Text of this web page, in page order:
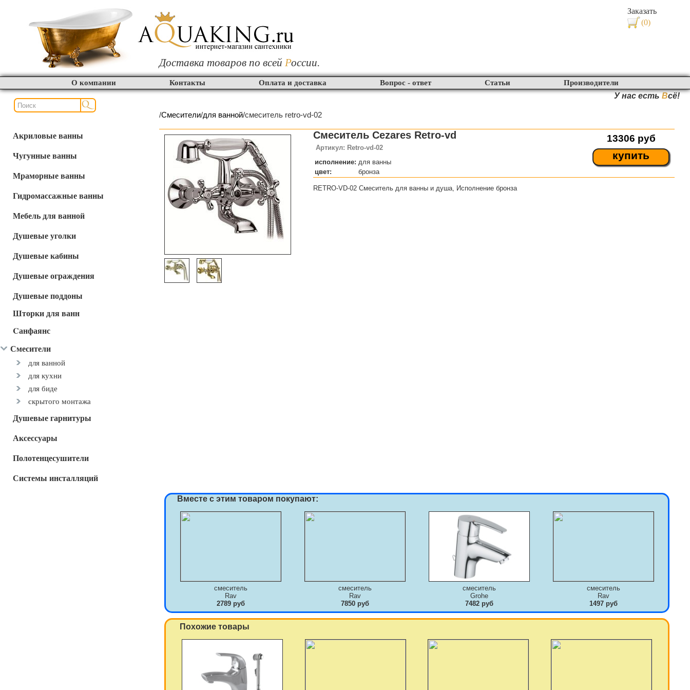
Заказать
(0)
Доставка товаров по всей России.
О компании Контакты Оплата и доставка Вопрос - ответ Статьи Производители
У нас есть Всё!
Акриловые ванны
Чугунные ванны
Мраморные ванны
Гидромассажные ванны
Мебель для ванной
Душевые уголки
Душевые кабины
Душевые ограждения
Душевые поддоны
Шторки для ванн
Cанфаянс
Смесители
для ванной
для кухни
для биде
скрытого монтажа
Душевые гарнитуры
Аксессуары
Полотенцесушители
Системы инсталляций
/Смесители/для ванной/смеситель retro-vd-02
13306 руб
купить
Смеситель Cezares Retro-vd
Артикул: Retro-vd-02
исполнение: для ванны
цвет:
бронза
RETRO-VD-02 Смеситель для ванны и душа, Исполнение бронза
Вместе с этим товаром покупают:
смеситель
Rav
2789 руб
смеситель
Rav
7850 руб
смеситель
Grohe
7482 руб
смеситель
Rav
1497 руб
Похожие товары